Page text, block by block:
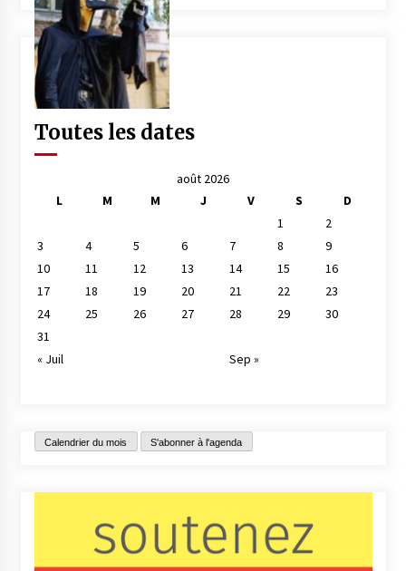
Toutes les dates
août 2026
L
M M J V S
D
1
2
3
4 5 6 7 8
9
10
11 12 13 14 15
16
17
18 19 20 21 22
23
24
25 26 27 28 29
30
31
« Juil
Sep »
Calendrier du mois S'abonner à l'agenda